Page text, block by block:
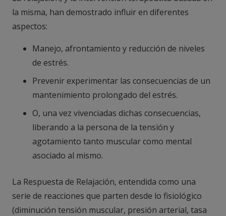
la misma, han demostrado influir en diferentes
aspectos:
Manejo, afrontamiento y reducción de niveles
de estrés.
Prevenir experimentar las consecuencias de un
mantenimiento prolongado del estrés.
O, una vez vivenciadas dichas consecuencias,
liberando a la persona de la tensión y
agotamiento tanto muscular como mental
asociado al mismo.
La Respuesta de Relajación, entendida como una
serie de reacciones que parten desde lo fisiológico
(diminución tensión muscular, presión arterial, tasa